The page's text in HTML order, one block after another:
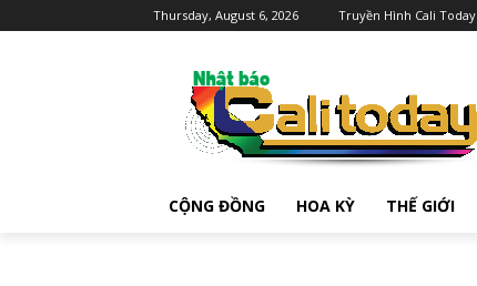
Thursday, August 6, 2026 Truyền Hình Cali Today
CỘNG ĐỒNG HOA KỲ THẾ GIỚI